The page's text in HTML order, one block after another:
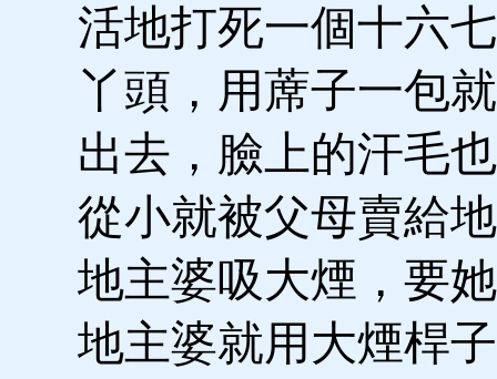
活地打死一個十六
丫頭，用蓆子一包
出去，臉上的汗毛
從小就被父母賣給
地主婆吸大煙，要
地主婆就用大煙桿